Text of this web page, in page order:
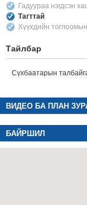
Гадуураа нэгдсэн
Тагттай
Хүүхдийн
Тайлбар
Сүхбаатарын
ВИДЕО БА ПЛАН
БАЙРШИЛ